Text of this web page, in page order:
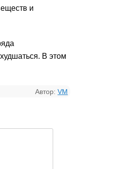
и
В этом
Автор: VM